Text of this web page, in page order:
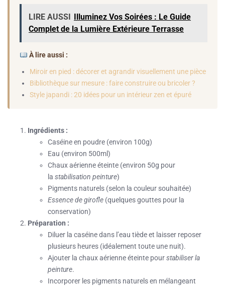
LIRE AUSSI
Illuminez Vos Soirées : Le Guide
Complet de la Lumière Extérieure Terrasse
À lire aussi :
Miroir en pied : décorer et agrandir visuellement une pièce
Bibliothèque sur mesure : faire construire ou bricoler ?
Style japandi : 20 idées pour un intérieur zen et épuré
Ingrédients :
Caséine en poudre (environ 100g)
Eau (environ 500ml)
Chaux aérienne éteinte (environ 50g pour
la stabilisation peinture)
Pigments naturels (selon la couleur souhaitée)
Essence de girofle (quelques gouttes pour la
conservation)
Préparation :
Diluer la caséine dans l’eau tiède et laisser reposer
plusieurs heures (idéalement toute une nuit).
Ajouter la chaux aérienne éteinte pourstabiliser la
peinture.
Incorporer les pigments naturels en mélangeant